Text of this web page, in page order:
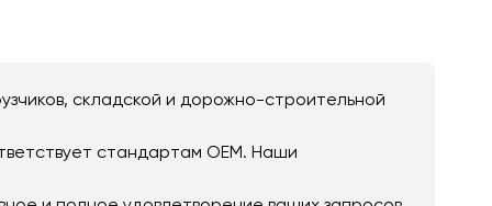
складской и дорожно-строительной
стандартам OEM. Наши